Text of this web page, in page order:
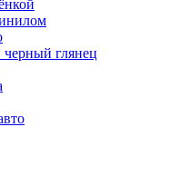
глянец